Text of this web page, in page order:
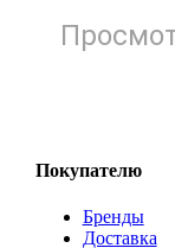
Покупателю
Бренды
Доставка